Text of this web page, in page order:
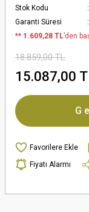
Stok Kodu
Garanti Süresi
** 1.609,28 TL’den
18.859,00 TL
15.087,00
Fiyatı Alarmı